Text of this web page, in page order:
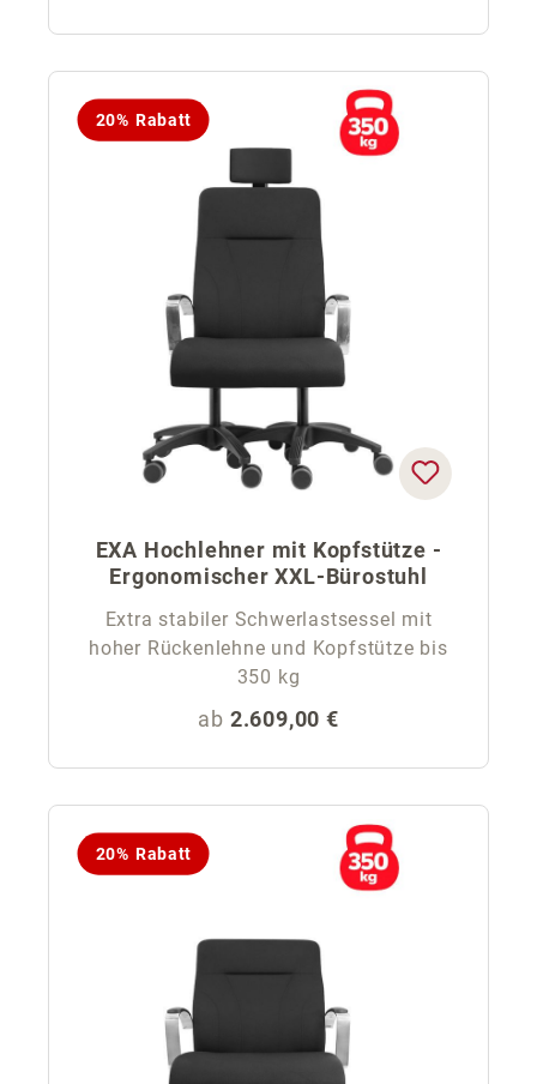
20% Rabatt
EXA Hochlehner mit Kopfstütze -
Ergonomischer XXL-Bürostuhl
Extra stabiler Schwerlastsessel mit
hoher Rückenlehne und Kopfstütze bis
350 kg
Regulärer Preis:
ab 2.609,00 €
20% Rabatt